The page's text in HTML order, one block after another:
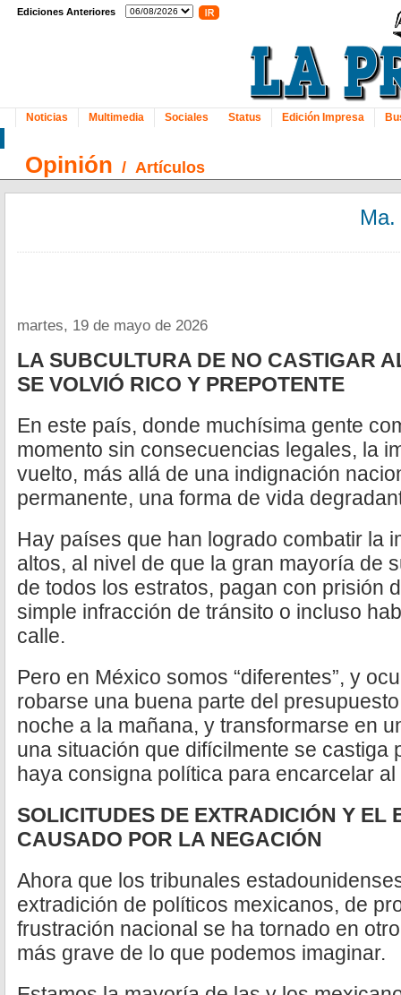
Ediciones Anteriores
Noticias Multimedia Sociales Status Edición Impresa
Opinión / Artículos
martes, 19 de mayo de 2026
LA SUBCULTURA DE NO CASTIGAR
SE VOLVIÓ RICO Y PREPOTENTE
En este país, donde muchísima gente
momento sin consecuencias legales, la
vuelto, más allá de una indignación
permanente, una forma de vida
Hay países que han logrado combatir la
altos, al nivel de que la gran mayoría de
de todos los estratos, pagan con prisión
simple infracción de tránsito o incluso
calle.
Pero en México somos “diferentes”, y
robarse una buena parte del
noche a la mañana, y transformarse en
una situación que difícilmente se castiga
haya consigna política para encarcelar
SOLICITUDES DE EXTRADICIÓN Y EL
CAUSADO POR LA NEGACIÓN
Ahora que los tribunales
extradición de políticos mexicanos, de
frustración nacional se ha tornado en
más grave de lo que podemos imaginar.